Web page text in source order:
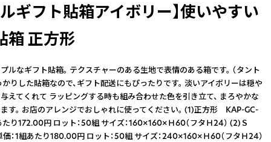
ルギフト貼箱アイボリー】使いやすい
箱 正方形
ルなギフト貼箱。 テクスチャーのある生地で表情のある箱です。 （タント
りした貼箱なので、ギフト配送にもぴったりです。 淡いアイボリーは穏や
えてくれて ラッピングする時も組み合わせた色を引き立て、 まろやかな
す。 お店のアレンジでおしゃれに使ってください。 (1)正方形 KAP-GC-
たり172.00円 ロット：50組 サイズ：160×160×Ｈ60（フタＨ24） (2)Ｓ
：1組あたり180.00円 ロット：50組 サイズ：240×160×Ｈ60（フタＨ24）